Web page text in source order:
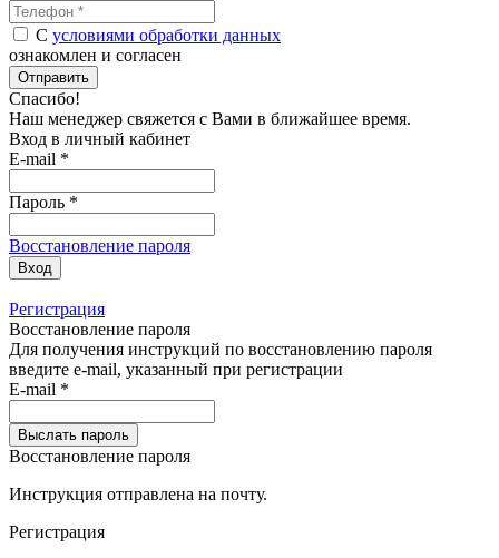
С условиями обработки данных
ознакомлен и согласен
Отправить
Спасибо!
Наш менеджер свяжется с Вами в ближайшее время.
Вход в личный кабинет
E-mail *
Пароль *
Восстановление пароля
Вход
Регистрация
Восстановление пароля
Для получения инструкций по восстановлению пароля
введите e-mail, указанный при регистрации
E-mail *
Выслать пароль
Восстановление пароля
Инструкция отправлена на почту.
Регистрация